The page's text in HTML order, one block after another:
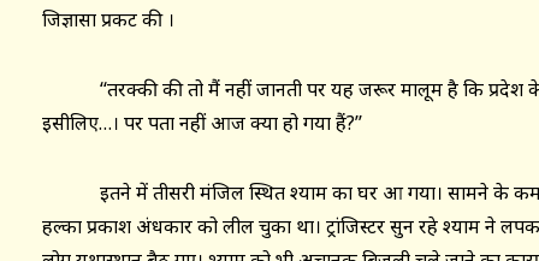
जिज्ञासा प्रकट की ।
‘‘तरक्की की तो मैं नहीं जानती पर यह जरूर मालूम है कि प्रदेश के
इसीलिए…। पर पता नहीं आज क्या हो गया हैं?’’
इतने में तीसरी मंजिल स्थित श्याम का घर आ गया। सामने के कमरे
हल्का प्रकाश अंधकार को लील चुका था। ट्रांजिस्टर सुन रहे श्याम ने